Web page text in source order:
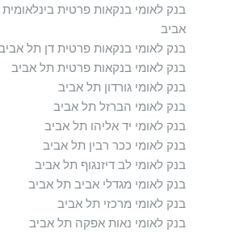
בנק לאומי בנקאות פרטית
אביב
בנק לאומי בנקאות פרטית דן תל
בנק לאומי בנקאות פרטית תל אביב
בנק לאומי גורדון תל אביב
בנק לאומי הברזל תל אביב
בנק לאומי יד אליהו תל אביב
בנק לאומי ככר רבין תל אביב
בנק לאומי לב דיזנגוף תל אביב
בנק לאומי מגדלי אביב תל אביב
בנק לאומי מרכזי תל אביב
בנק לאומי נאות אפקה תל אביב